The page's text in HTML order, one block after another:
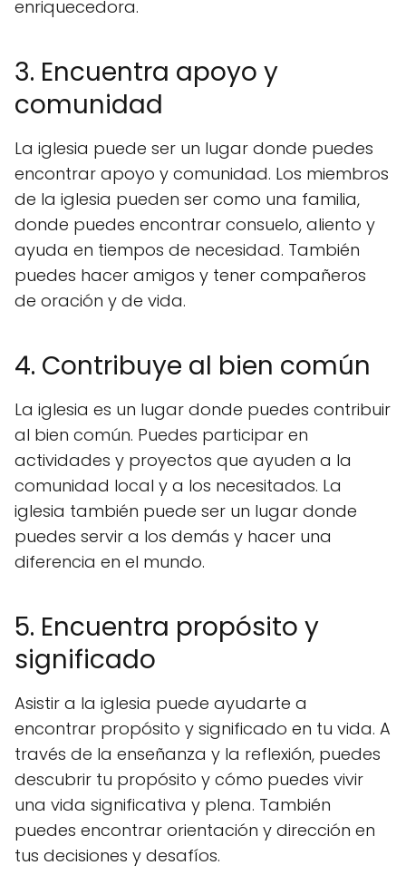
enriquecedora.
3. Encuentra apoyo y
comunidad
La iglesia puede ser un lugar donde puedes
encontrar apoyo y comunidad. Los miembros
de la iglesia pueden ser como una familia,
donde puedes encontrar consuelo, aliento y
ayuda en tiempos de necesidad. También
puedes hacer amigos y tener compañeros
de oración y de vida.
4. Contribuye al bien común
La iglesia es un lugar donde puedes contribuir
al bien común. Puedes participar en
actividades y proyectos que ayuden a la
comunidad local y a los necesitados. La
iglesia también puede ser un lugar donde
puedes servir a los demás y hacer una
diferencia en el mundo.
5. Encuentra propósito y
significado
Asistir a la iglesia puede ayudarte a
encontrar propósito y significado en tu vida. A
través de la enseñanza y la reflexión, puedes
descubrir tu propósito y cómo puedes vivir
una vida significativa y plena. También
puedes encontrar orientación y dirección en
tus decisiones y desafíos.